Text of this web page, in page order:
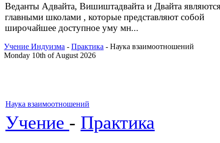
Веданты Адвайта, Вишиштадвайта и Двайта
главными школами , которые представляют собой
широчайшее доступное уму мн...
Учение Индуизма - Практика - Наука взаимоотношений
Monday 10th of August 2026
Наука взаимоотношений
Учение - Практика